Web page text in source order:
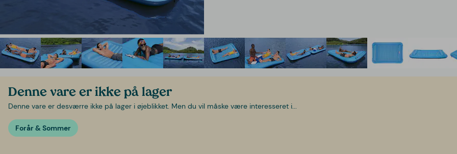
Denne vare er ikke på lager
Denne vare er desværre ikke på lager i øjeblikket. Men du vil måske være interesseret i...
Forår & Sommer